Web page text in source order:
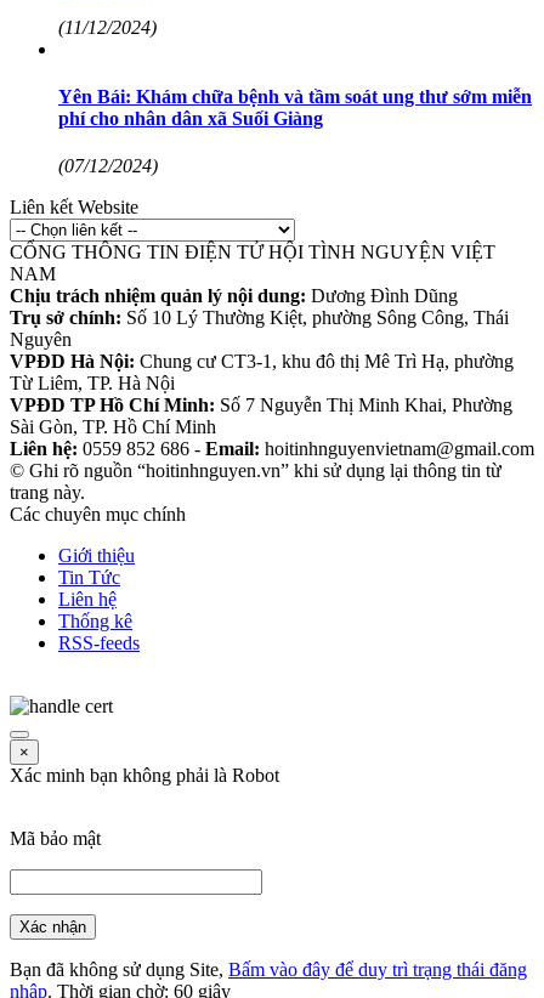
(11/12/2024)
Yên Bái: Khám chữa bệnh và tầm soát ung thư sớm miễn
phí cho nhân dân xã Suối Giàng
(07/12/2024)
Liên kết Website
CỔNG THÔNG TIN ĐIỆN TỬ HỘI TÌNH NGUYỆN VIỆT
NAM
Chịu trách nhiệm quản lý nội dung: Dương Đình Dũng
Trụ sở chính: Số 10 Lý Thường Kiệt, phường Sông Công, Thái
Nguyên
VPĐD Hà Nội: Chung cư CT3-1, khu đô thị Mê Trì Hạ, phường
Từ Liêm, TP. Hà Nội
VPĐD TP Hồ Chí Minh: Số 7 Nguyễn Thị Minh Khai, Phường
Sài Gòn, TP. Hồ Chí Minh
Liên hệ: 0559 852 686 - Email: hoitinhnguyenvietnam@gmail.com
© Ghi rõ nguồn “hoitinhnguyen.vn” khi sử dụng lại thông tin từ
trang này.
Các chuyên mục chính
Giới thiệu
Tin Tức
Liên hệ
Thống kê
RSS-feeds
×
Xác minh bạn không phải là Robot
Mã bảo mật
Xác nhận
Bạn đã không sử dụng Site, Bấm vào đây để duy trì trạng thái đăng
nhập. Thời gian chờ: 60 giây